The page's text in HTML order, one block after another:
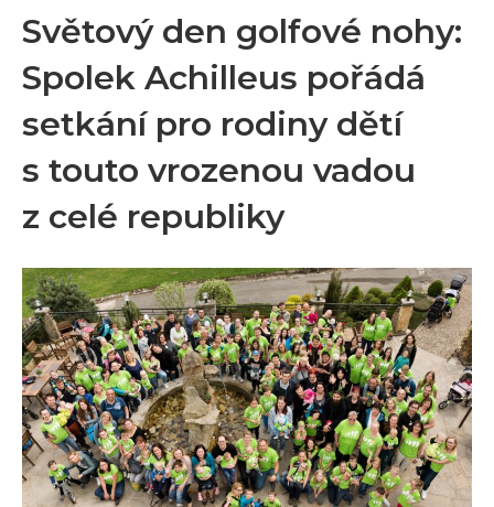
Světový den golfové nohy:
Spolek Achilleus pořádá
setkání pro rodiny dětí
s touto vrozenou vadou
z celé republiky